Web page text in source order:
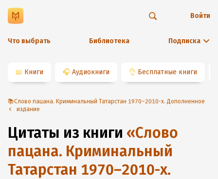
Что выбрать Библиотека Подписка
Войти
📖 Книги 🎧 Аудиокниги 👌 Бесплатные книги
📚Слово пацана. Криминальный Татарстан 1970–2010-х. Дополненное
издание
Цитаты из книги «Слово
пацана. Криминальный
Татарстан 1970–2010-х.